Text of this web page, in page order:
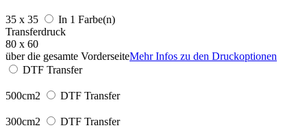
35 x 35
In 1 Farbe(n)
Transferdruck
80 x 60
über die gesamte VorderseiteMehr Infos zu den Druckoptionen
DTF Transfer
500cm2 DTF Transfer
300cm2 DTF Transfer